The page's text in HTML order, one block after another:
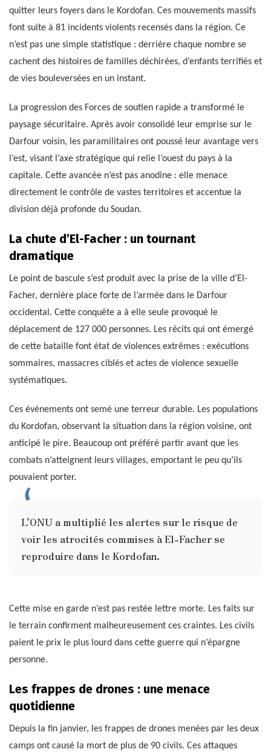
quitter leurs foyers dans le Kordofan. Ces mouvements massifs
font suite à 81 incidents violents recensés dans la région. Ce
n’est pas une simple statistique : derrière chaque nombre se
cachent des histoires de familles déchirées, d’enfants terrifiés et
de vies bouleversées en un instant.
La progression des Forces de soutien rapide a transformé le
paysage sécuritaire. Après avoir consolidé leur emprise sur le
Darfour voisin, les paramilitaires ont poussé leur avantage vers
l’est, visant l’axe stratégique qui relie l’ouest du pays à la
capitale. Cette avancée n’est pas anodine : elle menace
directement le contrôle de vastes territoires et accentue la
division déjà profonde du Soudan.
La chute d’El-Facher : un tournant
dramatique
Le point de bascule s’est produit avec la prise de la ville d’El-
Facher, dernière place forte de l’armée dans le Darfour
occidental. Cette conquête a à elle seule provoqué le
déplacement de 127 000 personnes. Les récits qui ont émergé
de cette bataille font état de violences extrêmes : exécutions
sommaires, massacres ciblés et actes de violence sexuelle
systématiques.
Ces événements ont semé une terreur durable. Les populations
du Kordofan, observant la situation dans la région voisine, ont
anticipé le pire. Beaucoup ont préféré partir avant que les
combats n’atteignent leurs villages, emportant le peu qu’ils
pouvaient porter.
L’ONU a multiplié les alertes sur le risque de
voir les atrocités commises à El-Facher se
reproduire dans le Kordofan.
Cette mise en garde n’est pas restée lettre morte. Les faits sur
le terrain confirment malheureusement ces craintes. Les civils
paient le prix le plus lourd dans cette guerre qui n’épargne
personne.
Les frappes de drones : une menace
quotidienne
Depuis la fin janvier, les frappes de drones menées par les deux
camps ont causé la mort de plus de 90 civils. Ces attaques